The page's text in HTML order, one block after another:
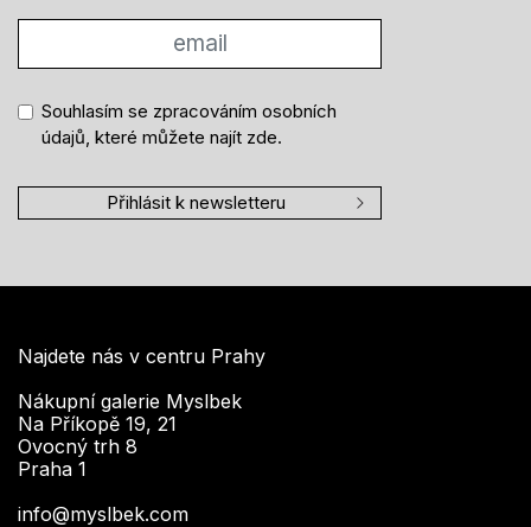
Souhlasím se zpracováním osobních
údajů, které můžete najít zde.
Přihlásit k newsletteru
Najdete nás v centru Prahy
Nákupní galerie Myslbek
Na Příkopě 19, 21
Ovocný trh 8
Praha 1
info@myslbek.com